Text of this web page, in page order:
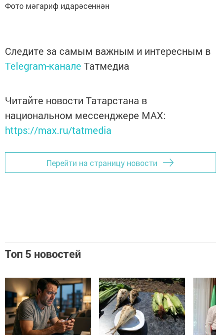
Фото мәгариф идарәсеннән
Следите за самым важным и интересным в
Telegram-канале Татмедиа
Читайте новости Татарстана в
национальном мессенджере MАХ:
https://max.ru/tatmedia
Перейти на страницу новости
Топ 5 новостей